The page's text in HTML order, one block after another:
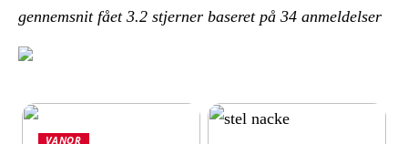
gennemsnit fået 3.2 stjerner baseret på 34 anmeldelser
VANOR